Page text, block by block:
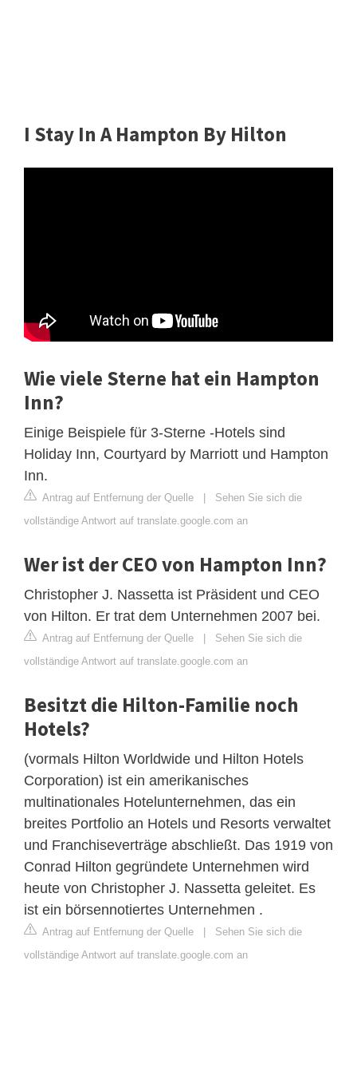
I Stay In A Hampton By Hilton
Wie viele Sterne hat ein Hampton
Inn?
Einige Beispiele für 3-Sterne -Hotels sind
Holiday Inn, Courtyard by Marriott und Hampton
Inn.
Antrag auf Entfernung der Quelle | Sehen Sie sich die
vollständige Antwort auf translate.google.com an
Wer ist der CEO von Hampton Inn?
Christopher J. Nassetta ist Präsident und CEO
von Hilton. Er trat dem Unternehmen 2007 bei.
Antrag auf Entfernung der Quelle | Sehen Sie sich die
vollständige Antwort auf translate.google.com an
Besitzt die Hilton-Familie noch
Hotels?
(vormals Hilton Worldwide und Hilton Hotels
Corporation) ist ein amerikanisches
multinationales Hotelunternehmen, das ein
breites Portfolio an Hotels und Resorts verwaltet
und Franchiseverträge abschließt. Das 1919 von
Conrad Hilton gegründete Unternehmen wird
heute von Christopher J. Nassetta geleitet. Es
ist ein börsennotiertes Unternehmen .
Antrag auf Entfernung der Quelle | Sehen Sie sich die
vollständige Antwort auf translate.google.com an